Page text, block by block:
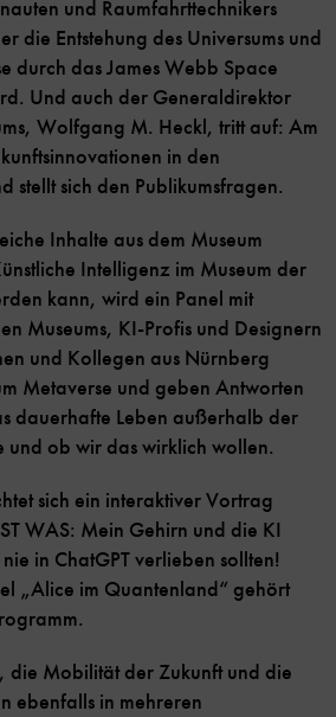
und Raumfahrttechnikers
die Entstehung des Universums und
durch das James Webb Space
Und auch der Generaldirektor
Wolfgang M. Heckl, tritt auf: Am
in den
stellt sich den Publikumsfragen.
Inhalte aus dem Museum
Intelligenz im Museum der
kann, wird ein Panel mit
Museums, KI-Profis und Designern
und Kollegen aus Nürnberg
Metaverse und geben Antworten
dauerhafte Leben außerhalb der
und ob wir das wirklich wollen.
sich ein interaktiver Vortrag
WAS: Mein Gehirn und die KI
in ChatGPT verlieben sollten!
„Alice im Quantenland“ gehört
die Mobilität der Zukunft und die
ebenfalls in mehreren